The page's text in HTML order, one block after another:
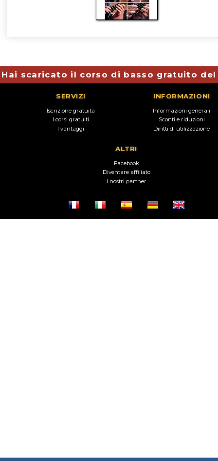
Hai scaricato il corso di basso gratuito del
SERVIZI
Iscrizione gratuita
I corsi gratuiti
I vantaggi
INFORMAZIONI
Informazioni generali
Sconti e riduzioni
Diritti di utilizzazione
ALTRI
Facebook
Diventare affiliato
I nostri partner